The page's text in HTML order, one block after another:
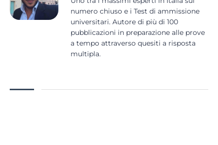
numero chiuso e i Test di ammissione
universitari. Autore di più di 100
pubblicazioni in preparazione alle prove
a tempo attraverso quesiti a risposta
multipla.